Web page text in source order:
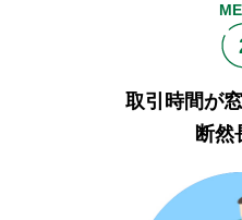
取引時間が
断然